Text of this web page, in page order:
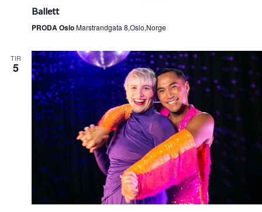
Ballett
PRODA OsloMarstrandgata 8,Oslo,Norge
TIR
5